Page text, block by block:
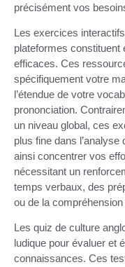
précisément vos
Les exercices
plateformes constituent
efficaces. Ces
spécifiquement votre
l’étendue de votre
prononciation.
un niveau global, ces
plus fine dans
ainsi concentrer vos
nécessitant un
temps verbaux, des
ou de la
Les quiz de culture
ludique pour évaluer et
connaissances. Ces